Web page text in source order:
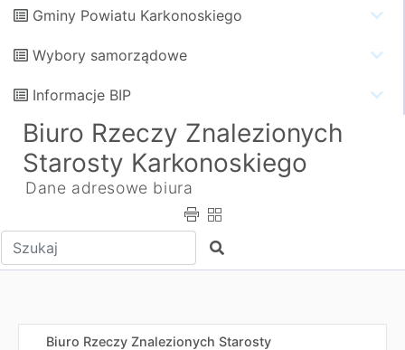
Gminy Powiatu Karkonoskiego
Wybory samorządowe
Informacje BIP
Biuro Rzeczy Znalezionych
Starosty Karkonoskiego
Dane adresowe biura
Wpisz tekst do wyszukania Szukaj
Biuro Rzeczy Znalezionych Starosty